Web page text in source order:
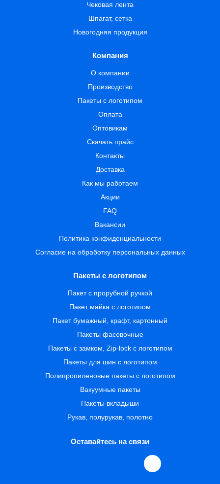
Чековая лента
Шпагат, сетка
Новогодняя продукция
Компания
О компании
Производство
Пакеты с логотипом
Оплата
Оптовикам
Скачать прайс
Контакты
Доставка
Как мы работаем
Акции
FAQ
Вакансии
Политика конфиденциальности
Согласие на обработку персональных данных
Пакеты с логотипом
Пакет с прорубной ручкой
Пакет майка с логотипом
Пакет бумажный, крафт, картонный
Пакеты фасовочные
Пакеты с замком, Zip-lock с логотипом
Пакеты для шин с логотипом
Полипропиленовые пакеты с логотипом
Вакуумные пакеты
Пакеты вкладыши
Рукав, полурукав, полотно
Оставайтесь на связи